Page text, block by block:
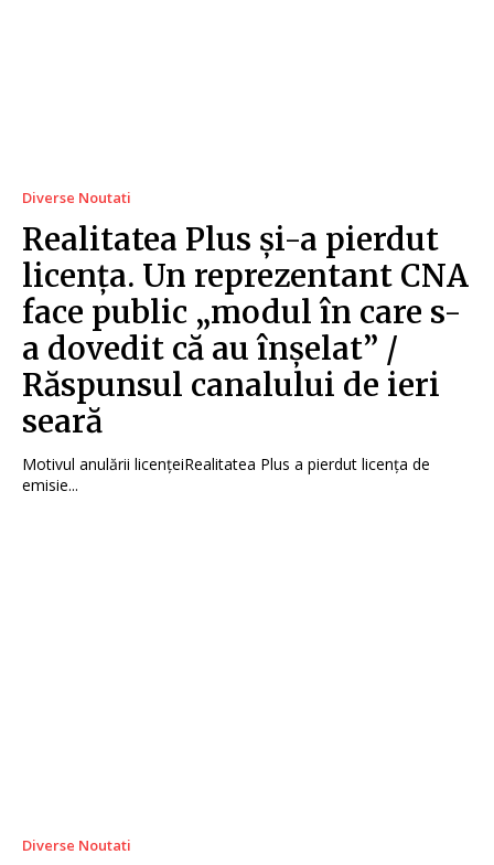
Diverse Noutati
Realitatea Plus și-a pierdut
licența. Un reprezentant CNA
face public „modul în care s-
a dovedit că au înșelat” /
Răspunsul canalului de ieri
seară
Motivul anulării licențeiRealitatea Plus a pierdut licența de
emisie...
Diverse Noutati